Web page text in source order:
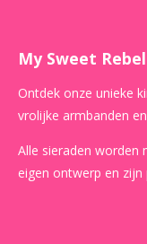
My Sweet Rebel
Ontdek onze unieke
vrolijke armbanden
Alle sieraden worden
eigen ontwerp en